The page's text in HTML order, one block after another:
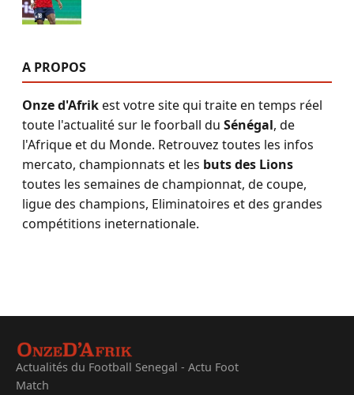
A PROPOS
Onze d'Afrikest votre site qui traite en temps réel
toute l'actualité sur le foorball du Sénégal, de
l'Afrique et du Monde. Retrouvez toutes les infos
mercato, championnats et les buts des Lions
toutes les semaines de championnat, de coupe,
ligue des champions, Eliminatoires et des grandes
compétitions ineternationale.
Actualités du Football Senegal - Actu Foot
Match